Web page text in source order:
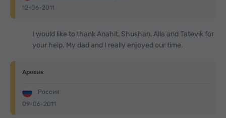
12-06-2011
I would like to thank Anahit, Shushan, Alla and Tatevik for
your help. My dad and I really enjoyed our time.
Аревик
Россия
09-06-2011